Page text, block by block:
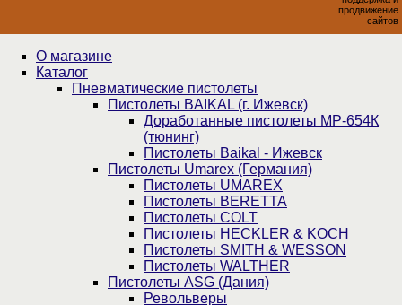
продвижение
сайтов
О магазине
Каталог
Пнев­ма­ти­чес­кие пистолеты
Пистолеты BAIKAL (г. Ижевск)
Доработанные пистолеты МР-654К
(тюнинг)
Пистолеты Baikal - Ижевск
Пистолеты Umarex (Германия)
Пистолеты UMAREX
Пистолеты BERETTA
Пистолеты COLT
Пистолеты HECKLER & KOCH
Пистолеты SMITH & WESSON
Пистолеты WALTHER
Пистолеты ASG (Дания)
Револьверы